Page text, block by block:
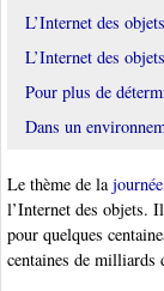
L’Internet des
L’Internet des
Pour plus de
Dans un
Le thème de la
l’Internet des objets.
pour quelques
centaines de milliards